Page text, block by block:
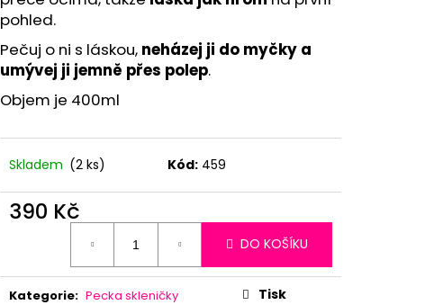
pohled.
Pečuj o ni s láskou, neházej ji do myčky a
umývej ji jemně přes polep.
Objem je 400ml
Skladem (2 ks) Kód: 459
390 Kč
DO KOŠÍKU
Kategorie: Pecka skleničky
Tisk